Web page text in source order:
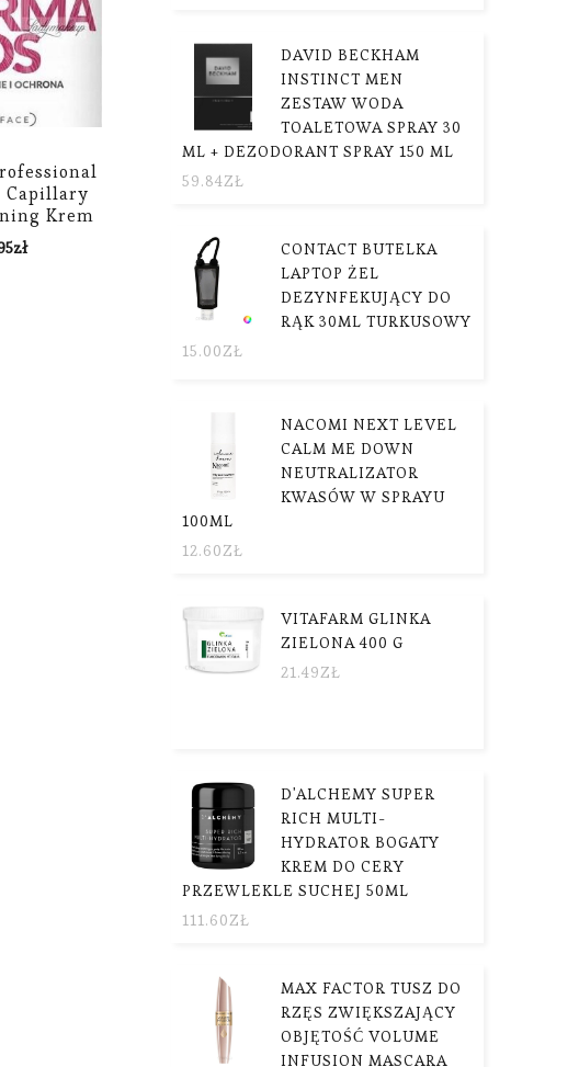
Capillary
Krem
150Ml
zł
DAVID BECKHAM
INSTINCT MEN
ZESTAW WODA
TOALETOWA SPRAY 30
ML + DEZODORANT SPRAY 150 ML
59.84ZŁ
CONTACT BUTELKA
LAPTOP ŻEL
DEZYNFEKUJĄCY DO
RĄK 30ML TURKUSOWY
15.00ZŁ
NACOMI NEXT LEVEL
CALM ME DOWN
NEUTRALIZATOR
KWASÓW W SPRAYU
100ML
12.60ZŁ
VITAFARM GLINKA
ZIELONA 400 G
21.49ZŁ
D'ALCHEMY SUPER
RICH MULTI-
HYDRATOR BOGATY
KREM DO CERY
PRZEWLEKLE SUCHEJ 50ML
111.60ZŁ
MAX FACTOR TUSZ DO
RZĘS ZWIĘKSZAJĄCY
OBJĘTOŚĆ VOLUME
INFUSION MASCARA